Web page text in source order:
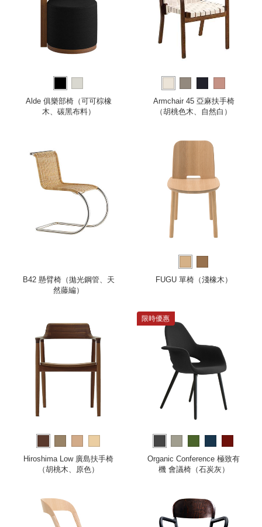
Alde 俱樂部椅（可可棕橡
木、碳黑布料）
Armchair 45 亞麻扶手椅
（胡桃色木、自然白）
B42 懸臂椅（拋光鋼管、天
然藤編）
FUGU 單椅（淺橡木）
Hiroshima Low 廣島扶手椅
（胡桃木、原色）
限時優惠
Organic Conference 極致有
機 會議椅（石炭灰）